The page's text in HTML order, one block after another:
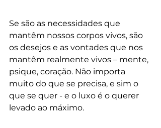
Se são as necessidades que
mantêm nossos corpos vivos, são
os desejos e as vontades que nos
mantêm realmente vivos – mente,
psique, coração. Não importa
muito do que se precisa, e sim o
que se quer - e o luxo é o querer
levado ao máximo.